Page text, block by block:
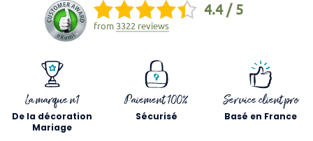
La marque n1
De la décoration
Mariage
Paiement 100%
Sécurisé
Service client pro
Basé en France
4.4 / 5
from 3322 reviews